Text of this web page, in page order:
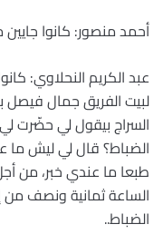
أحمد منصور: كانوا
عبد الكريم النحلاوي:
لبيت الفريق جمال فيصل
السراج بيقول لي حضّرت
الضباط؟ قال لي ليش ما
طبعا ما عندي خبر، من
الساعة ثمانية ونصف من
الضباط..